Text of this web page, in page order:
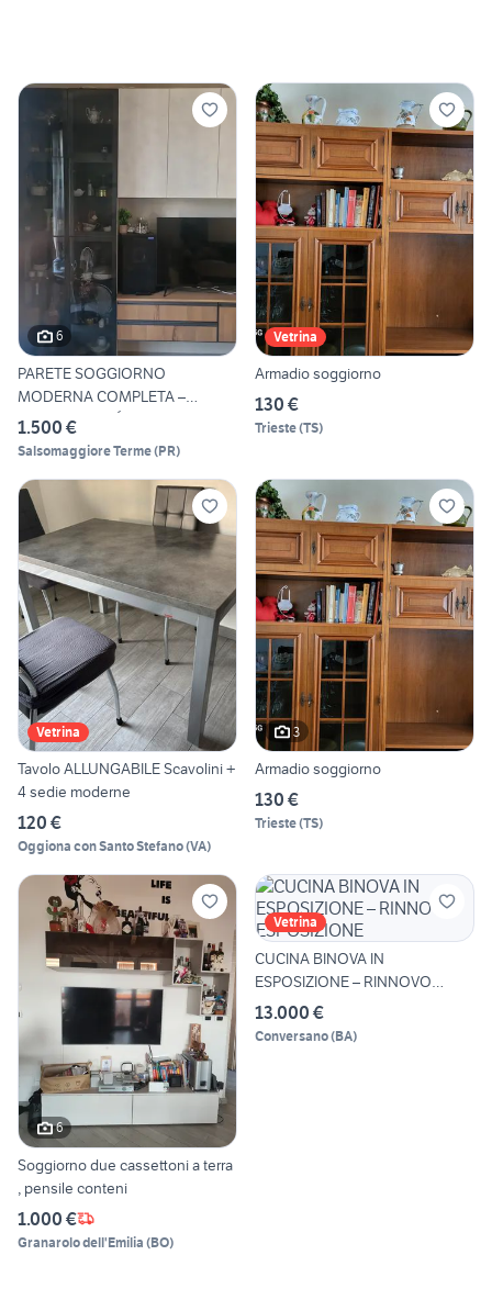
6
PARETE SOGGIORNO
MODERNA COMPLETA –
VETRINA FUMÉ L
1.500 €
Salsomaggiore Terme(PR)
Vetrina
Armadio soggiorno
130 €
Trieste(TS)
Vetrina
Tavolo ALLUNGABILE Scavolini +
4 sedie moderne
120 €
Oggiona con Santo Stefano(VA)
3
Armadio soggiorno
130 €
Trieste(TS)
6
Soggiorno due cassettoni a terra
, pensile conteni
1.000 €
Granarolo dell'Emilia (BO)
Vetrina
CUCINA BINOVA IN
ESPOSIZIONE – RINNOVO
ESPOSIZIONE
13.000 €
Conversano(BA)